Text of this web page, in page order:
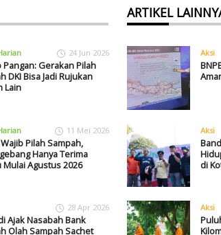
24 Jun 2026
Gerakan Pilah
DKI Bisa Jadi Rujukan
Lain
11 Mei 2026
Pilah Sampah,
Hanya Terima
Mulai Agustus 2026
28 Apr 2026
Ajak Nasabah Bank
Olah Sampah Sachet
ARTIKEL
Aksi
Aksi
di
Aksi